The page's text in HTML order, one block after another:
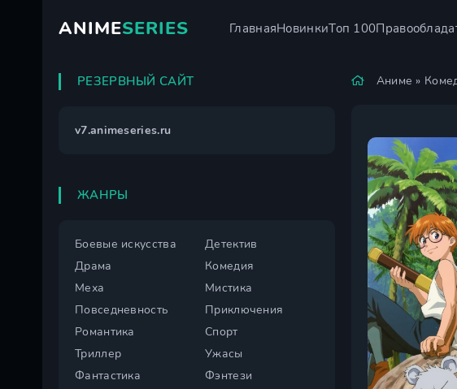
ANIMESERIES ГлавнаяНовинкиТоп 100
Аниме »
РЕЗЕРВНЫЙ САЙТ
v7.animeseries.ru
ЖАНРЫ
Боевые искусства
Детектив
Драма
Комедия
Меха
Мистика
Повседневность
Приключения
Романтика
Спорт
Триллер
Ужасы
Фантастика
Фэнтези